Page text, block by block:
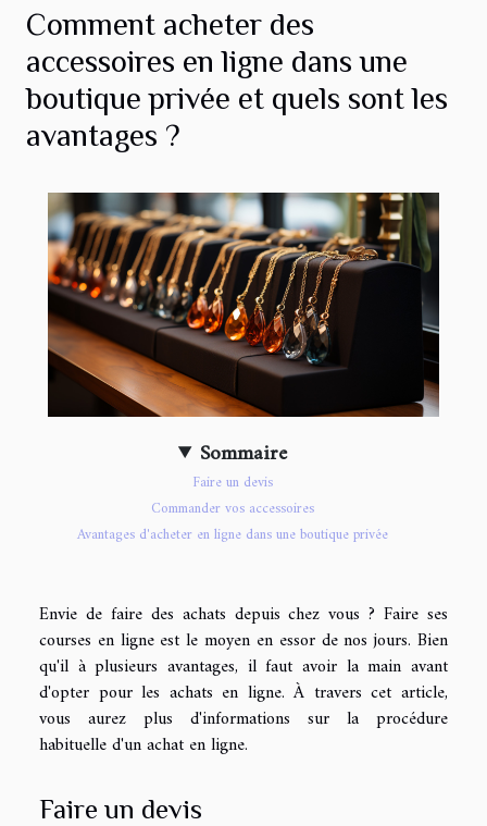
Comment acheter des
accessoires en ligne dans une
boutique privée et quels sont les
avantages ?
Sommaire
Faire un devis
Commander vos accessoires
Avantages d'acheter en ligne dans une boutique privée
Envie de faire des achats depuis chez vous ? Faire ses
courses en ligne est le moyen en essor de nos jours. Bien
qu'il à plusieurs avantages, il faut avoir la main avant
d'opter pour les achats en ligne. À travers cet article,
vous aurez plus d'informations sur la procédure
habituelle d'un achat en ligne.
Faire un devis